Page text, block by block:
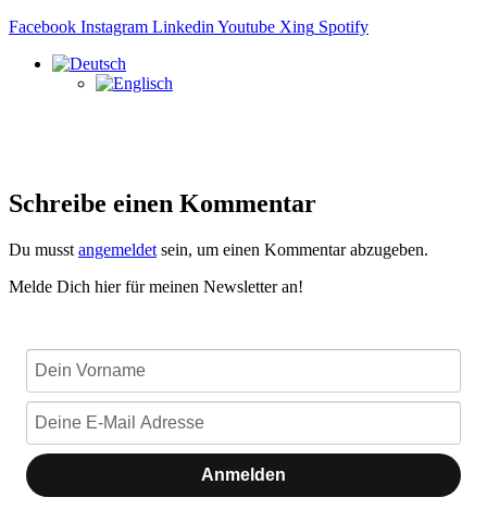
Facebook Instagram Linkedin Youtube Xing Spotify
Schreibe einen Kommentar
Du musst angemeldet sein, um einen Kommentar abzugeben.
Melde Dich hier für meinen Newsletter an!
Anmelden